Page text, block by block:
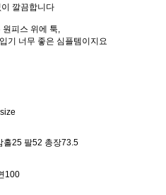
깔끔합니다
피스 위에 툭,
기 너무 좋은 심플템이지요
size
홀25 팔52 총장73.5
100